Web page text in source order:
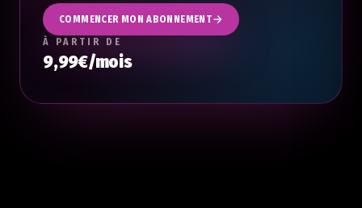
COMMENCER MON ABONNEMENT
À PARTIR DE
9,99€/mois